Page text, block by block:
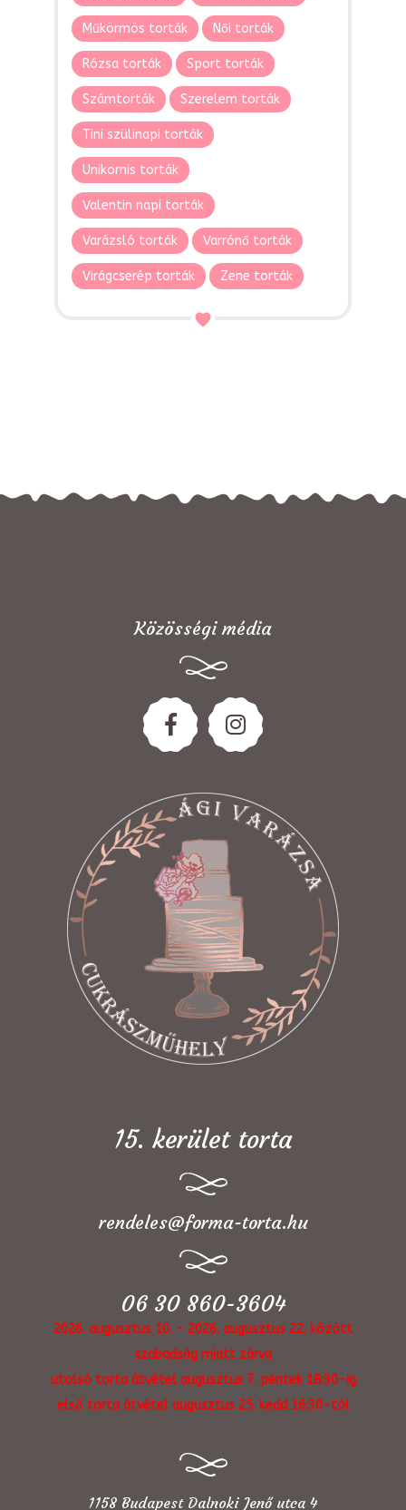
Műkörmös torták Női torták
Rózsa torták Sport torták
Számtorták Szerelem torták
Tini szülinapi torták
Unikornis torták
Valentin napi torták
Varázsló torták Varrónő torták
Virágcserép torták Zene torták
Közösségi média
15. kerület torta
rendeles@forma-torta.hu
06 30 860-3604
2026. augusztus 10. - 2026. augusztus 22. között
szabadság miatt zárva
utolsó torta átvétel augusztus 7. péntek 18:30-ig
első torta átvétel augusztus 25. kedd 16:30-tól
1158 Budapest Dalnoki Jenő utca 4